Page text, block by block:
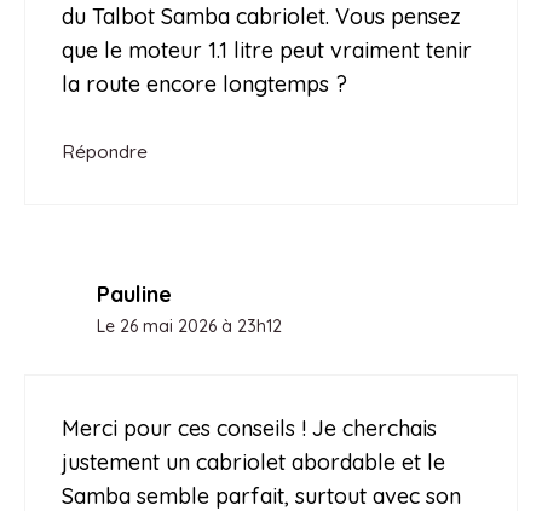
du Talbot Samba cabriolet. Vous pensez
que le moteur 1.1 litre peut vraiment tenir
la route encore longtemps ?
Répondre
Pauline
Le 26 mai 2026 à 23h12
Merci pour ces conseils ! Je cherchais
justement un cabriolet abordable et le
Samba semble parfait, surtout avec son